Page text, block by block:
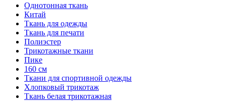
Однотонная ткань
Китай
Ткань для одежды
Ткань для печати
Полиэстер
Трикотажные ткани
Пике
160 см
Ткани для спортивной одежды
Хлопковый трикотаж
Ткань белая трикотажная